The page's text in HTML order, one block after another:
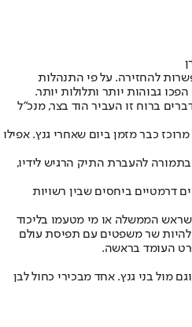
להחזירה. על פי התנהלות
גבוהות יותר ותלולות יותר.
ברוח זו העביר הוד בצר, מנכ"ל
כבר מזמן ביום שאחרי גנץ. אפילו
להעברת התיק הרגיש לידיו,
דרמטיים ביחסים שבין רשויות
שראש הממשלה או מי מטעמו בליכוד
שר משפטים עם תפיסת עולם
העומד בראשה.
מול בני גנץ. אחד מבכירי כחול לבן